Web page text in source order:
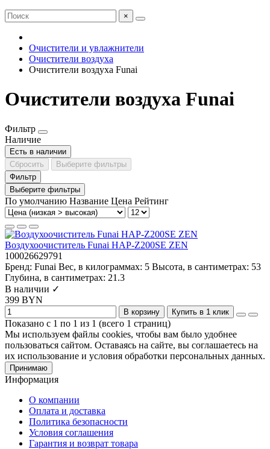
×
Очистители и увлажнители
Очистители воздуха
Очистители воздуха Funai
Очистители воздуха Funai
Фильтр
Наличие
Есть в наличии
Сбросить
Выберите фильтры
Фильтр
Выберите фильтры
По умолчанию Название Цена Рейтинг
Воздухоочиститель Funai HAP-Z200SE ZEN
100026629791
Бренд: Funai Вес, в килограммах: 5 Высота, в сантиметрах: 53
Глубина, в сантиметрах: 21.3
В наличии ✓
399 BYN
В корзину Купить в 1 клик
Показано с 1 по 1 из 1 (всего 1 страниц)
Мы используем файлы cookies, чтобы вам было удобнее
пользоваться сайтом. Оставаясь на сайте, вы соглашаетесь на
их использование и условия обработки персональных данных.
Принимаю
Информация
О компании
Оплата и доставка
Политика безопасности
Условия соглашения
Гарантия и возврат товара